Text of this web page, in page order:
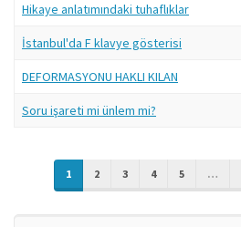
Hikaye anlatımındaki tuhaflıklar
İstanbul'da F klavye gösterisi
DEFORMASYONU HAKLI KILAN
Soru işareti mi ünlem mi?
1 2 3 4 5 …